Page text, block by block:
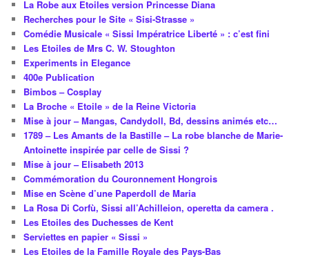
La Robe aux Etoiles version Princesse Diana
Recherches pour le Site « Sisi-Strasse »
Comédie Musicale « Sissi Impératrice Liberté » : c’est fini
Les Etoiles de Mrs C. W. Stoughton
Experiments in Elegance
400e Publication
Bimbos – Cosplay
La Broche « Etoile » de la Reine Victoria
Mise à jour – Mangas, Candydoll, Bd, dessins animés etc…
1789 – Les Amants de la Bastille – La robe blanche de Marie-
Antoinette inspirée par celle de Sissi ?
Mise à jour – Elisabeth 2013
Commémoration du Couronnement Hongrois
Mise en Scène d’une Paperdoll de Maria
La Rosa Di Corfù, Sissi all’Achilleion, operetta da camera .
Les Etoiles des Duchesses de Kent
Serviettes en papier « Sissi »
Les Etoiles de la Famille Royale des Pays-Bas